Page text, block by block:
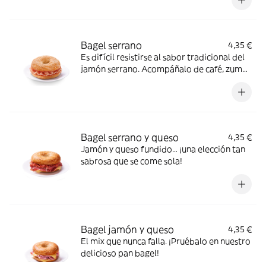
Bagel serrano
4,35 €
Es difícil resistirse al sabor tradicional del
jamón serrano. Acompáñalo de café, zumo
Bagel serrano y queso
4,35 €
Jamón y queso fundido… ¡una elección tan
sabrosa que se come sola!
Bagel jamón y queso
4,35 €
El mix que nunca falla. ¡Pruébalo en nuestro
delicioso pan bagel!